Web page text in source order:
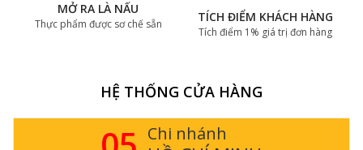
MỞ RA LÀ NẤU
Thực phẩm được sơ chế sẵn TÍCH ĐIỂM KHÁCH HÀNG
Tích điểm 1% giá trị đơn hàng
HỆ THỐNG CỬA HÀNG
Chi nhánh